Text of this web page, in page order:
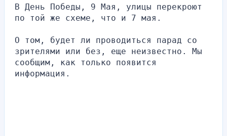
В День Победы, 9 Мая, улицы перекроют
по той же схеме, что и 7 мая.
О том, будет ли проводиться парад со
зрителями или без, еще неизвестно. Мы
сообщим, как только появится
информация.